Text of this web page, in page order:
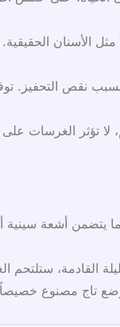
الحقيقية.
نقص التحفيز.
تؤثر الغرسات
أشعة سينية أو
القادمة،
تاج مصنوع